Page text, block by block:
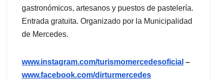
gastronómicos, artesanos y puestos de pastelería.
Entrada gratuita. Organizado por la Municipalidad
de Mercedes.
www.instagram.com/turismomercedesoficial –
www.facebook.com/dirturmercedes